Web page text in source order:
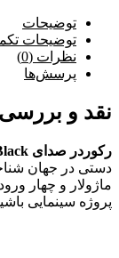
توضیحات
توضیحات
نظرات (0)
پرسش‌ها
نقد و بررسی
رکوردر صدای
پروژه سینمایی